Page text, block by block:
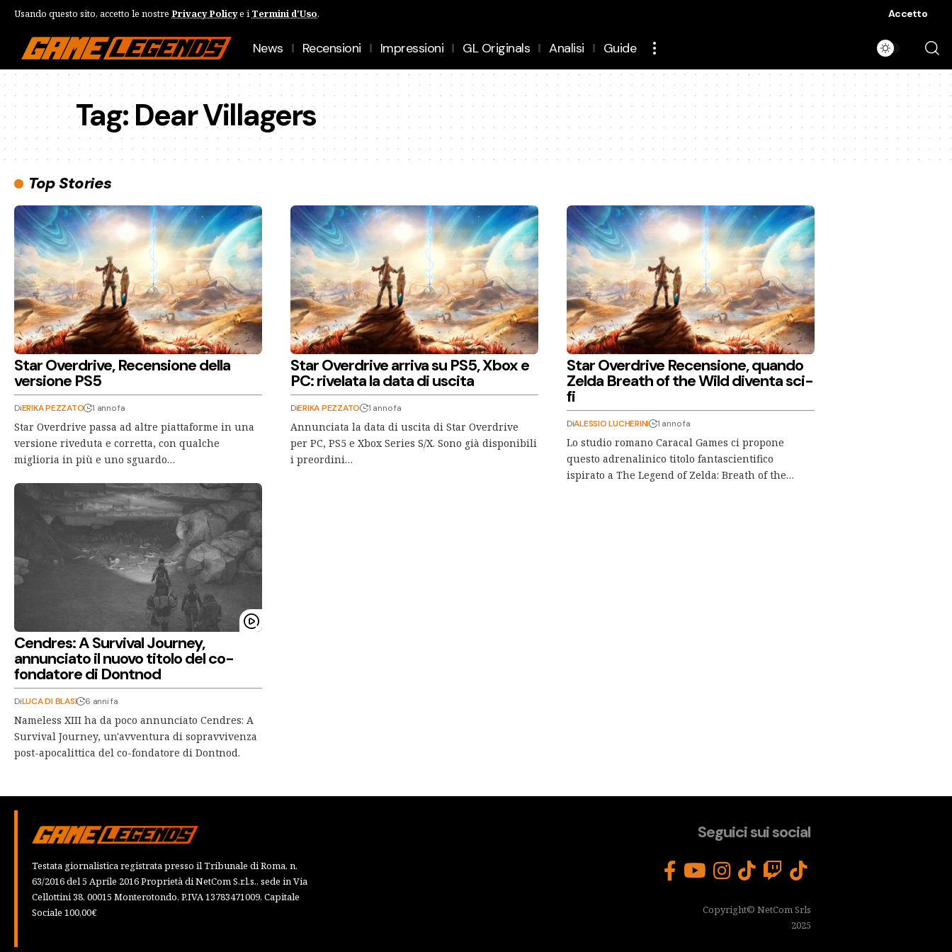
Usando questo sito, accetto le nostre Privacy Policye i Termini d'Uso. Accetto
News Recensioni Impressioni GL Originals Analisi Guide
Tag:Dear Villagers
Top Stories
Star Overdrive, Recensione della
versione PS5
DiERIKA PEZZATO 1 anno fa
Star Overdrive passa ad altre piattaforme in una
versione riveduta e corretta, con qualche
miglioria in più e uno sguardo…
Star Overdrive arriva su PS5, Xbox e
PC: rivelata la data di uscita
DiERIKA PEZZATO 1 anno fa
Annunciata la data di uscita di Star Overdrive
per PC, PS5 e Xbox Series S/X. Sono già disponibili
i preordini…
Star Overdrive Recensione, quando
Zelda Breath of the Wild diventa sci-
fi
DiALESSIO LUCHERINI 1 anno fa
Lo studio romano Caracal Games ci propone
questo adrenalinico titolo fantascientifico
ispirato a The Legend of Zelda: Breath of the…
Cendres: A Survival Journey,
annunciato il nuovo titolo del co-
fondatore di Dontnod
DiLUCA DI BLASI 6 anni fa
Nameless XIII ha da poco annunciato Cendres: A
Survival Journey, un'avventura di sopravvivenza
post-apocalittica del co-fondatore di Dontnod.
Testata giornalistica registrata presso il Tribunale di Roma, n.
63/2016 del 5 Aprile 2016 Proprietà di NetCom S.r.l.s., sede in Via
Cellottini 38, 00015 Monterotondo, P.IVA 13783471009, Capitale
Sociale 100,00€
Seguici sui social
Copyright© NetCom Srls
2025